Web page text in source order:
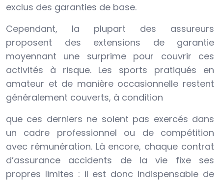
exclus des garanties de base.
Cependant, la plupart des assureurs
proposent des extensions de garantie
moyennant une surprime pour couvrir ces
activités à risque. Les sports pratiqués en
amateur et de manière occasionnelle restent
généralement couverts, à condition
que ces derniers ne soient pas exercés dans
un cadre professionnel ou de compétition
avec rémunération. Là encore, chaque contrat
d’assurance accidents de la vie fixe ses
propres limites : il est donc indispensable de